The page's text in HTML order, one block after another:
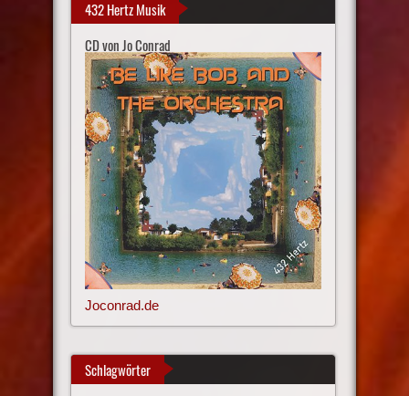
432 Hertz Musik
CD von Jo Conrad
Joconrad.de
Schlagwörter